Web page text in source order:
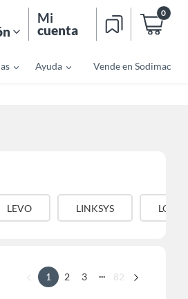
Mi
cuenta
0
Ayuda Vende en Sodimac
LEVO LINKSYS
1 2 3 ... 82